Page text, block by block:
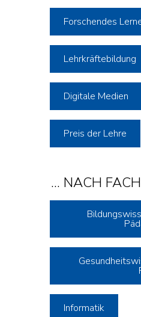
Forschendes
Lehrkräftebildung
Digitale Medien
Preis der Lehre
... NACH FACH
Informatik